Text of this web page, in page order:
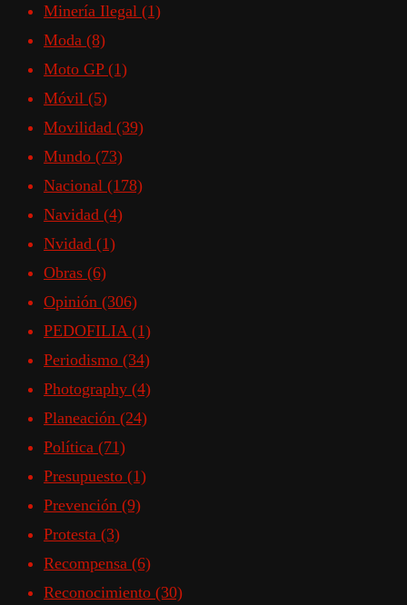
Minería Ilegal (1)
Moda (8)
Moto GP (1)
Móvil (5)
Movilidad (39)
Mundo (73)
Nacional (178)
Navidad (4)
Nvidad (1)
Obras (6)
Opinión (306)
PEDOFILIA (1)
Periodismo (34)
Photography (4)
Planeación (24)
Política (71)
Presupuesto (1)
Prevención (9)
Protesta (3)
Recompensa (6)
Reconocimiento (30)